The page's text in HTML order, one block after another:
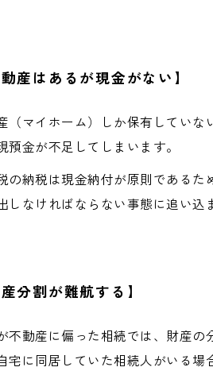
動産はあるが現金がない】
（マイホーム）しか保有していな
預金が不足してしまいます。
の納税は現金納付が原則である
しなければならない事態に追い込
産分割が難航する】
不動産に偏った相続では、財産
宅に同居していた相続人がいる